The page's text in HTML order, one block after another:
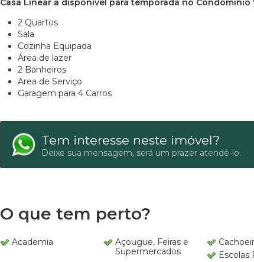
Casa Linear a disponível para temporada no
2 Quartos
Sala
Cozinha Equipada
Área de lazer
2 Banheiros
Area de Serviço
Garagem para 4 Carros
Tem interesse neste imóvel?
Deixe sua mensagem, será um prazer atendê-lo.
O que tem perto?
Academia
Açougue, Feiras e
Supermercados
Escolas